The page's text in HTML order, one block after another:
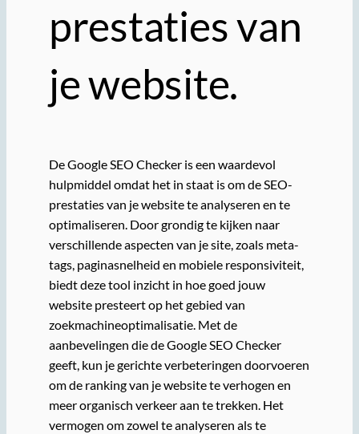
prestaties van
je website.
De Google SEO Checker is een waardevol
hulpmiddel omdat het in staat is om de SEO-
prestaties van je website te analyseren en te
optimaliseren. Door grondig te kijken naar
verschillende aspecten van je site, zoals meta-
tags, paginasnelheid en mobiele responsiviteit,
biedt deze tool inzicht in hoe goed jouw
website presteert op het gebied van
zoekmachineoptimalisatie. Met de
aanbevelingen die de Google SEO Checker
geeft, kun je gerichte verbeteringen doorvoeren
om de ranking van je website te verhogen en
meer organisch verkeer aan te trekken. Het
vermogen om zowel te analyseren als te